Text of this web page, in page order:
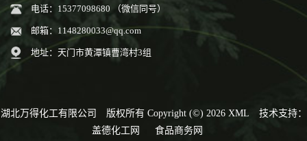
电话：15377098680 （微信同号）
邮箱： 1148280033@qq.com
地址：天门市黄潭镇曹湾村3组
湖北万得化工有限公司 版权所有 Copyright (©) 2026 XML
技术支持：
盖德化工网
食品商务网